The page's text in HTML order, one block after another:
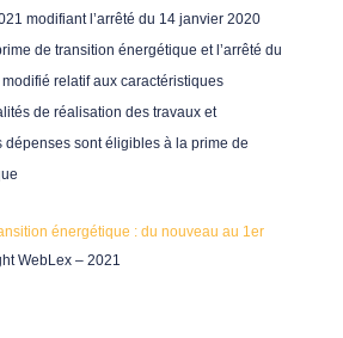
modifiant l’arrêté du 14 janvier 2020
de transition énergétique et l’arrêté du
relatif aux caractéristiques
de réalisation des travaux et
dépenses sont éligibles à la prime de
énergétique : du nouveau au 1er
WebLex – 2021